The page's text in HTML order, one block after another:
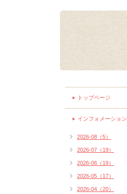
トップページ
インフォメーション
2026-08（5）
2026-07（19）
2026-06（19）
2026-05（17）
2026-04（20）